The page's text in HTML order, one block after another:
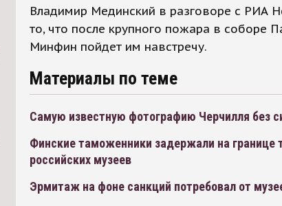
Владимир Мединский в разговоре с РИА
то, что после крупного пожара в соборе
Минфин пойдет им навстречу.
Материалы по теме
Самую известную фотографию Черчилля без
Финские таможенники задержали на границе
российских музеев
Эрмитаж на фоне санкций потребовал от